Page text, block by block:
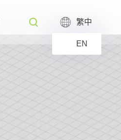
繁中
EN